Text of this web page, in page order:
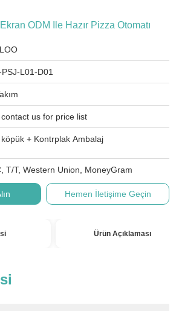
ODM Ile Hazır Pizza Otomatı
PSJ-L01-D01
contact us for price list
köpük + Kontrplak Ambalaj
T/T, Western Union, MoneyGram
Hemen İletişime Geçin
Ürün Açıklaması